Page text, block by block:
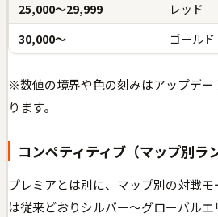
25,000〜29,999
レッド
30,000〜
ゴールド
※数値の境界や色の刻みはアップデー
ります。
コンペティティブ（マップ別ラ
プレミアとは別に、マップ別の対戦
は従来どおりシルバー〜グローバル